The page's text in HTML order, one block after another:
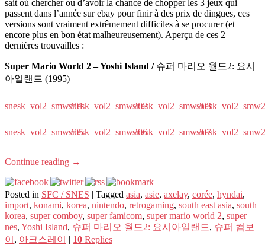
sait où chercher ou d’avoir la chance de chopper les 3 jeux qui
passent dans l’année sur ebay pour finir à des prix de dingues, ces
versions sont vraiment extrêmement difficiles à se procurer (et
encore plus en bon état malheureusement). Aperçu de ces 2
dernières trouvailles :
Super Mario World 2 – Yoshi Island / 슈퍼 마리오 월드2: 요시
아일랜드 (1995)
snesk_vol2_smw201snesk_vol2_smw202snesk_vol2_smw203
snesk_vol2_smw205snesk_vol2_smw206snesk_vol2_smw207
Continue reading →
Posted in SFC / SNES | Tagged asia, asie, axelay, corée, hyndai,
import, konami, korea, nintendo, retrogaming, south east asia, south
korea, super comboy, super famicom, super mario world 2, super
nes, Yoshi Island, 슈퍼 마리오 월드2: 요시아일랜드, 슈퍼 컴보
이 , 아크스레이 | 10 Replies